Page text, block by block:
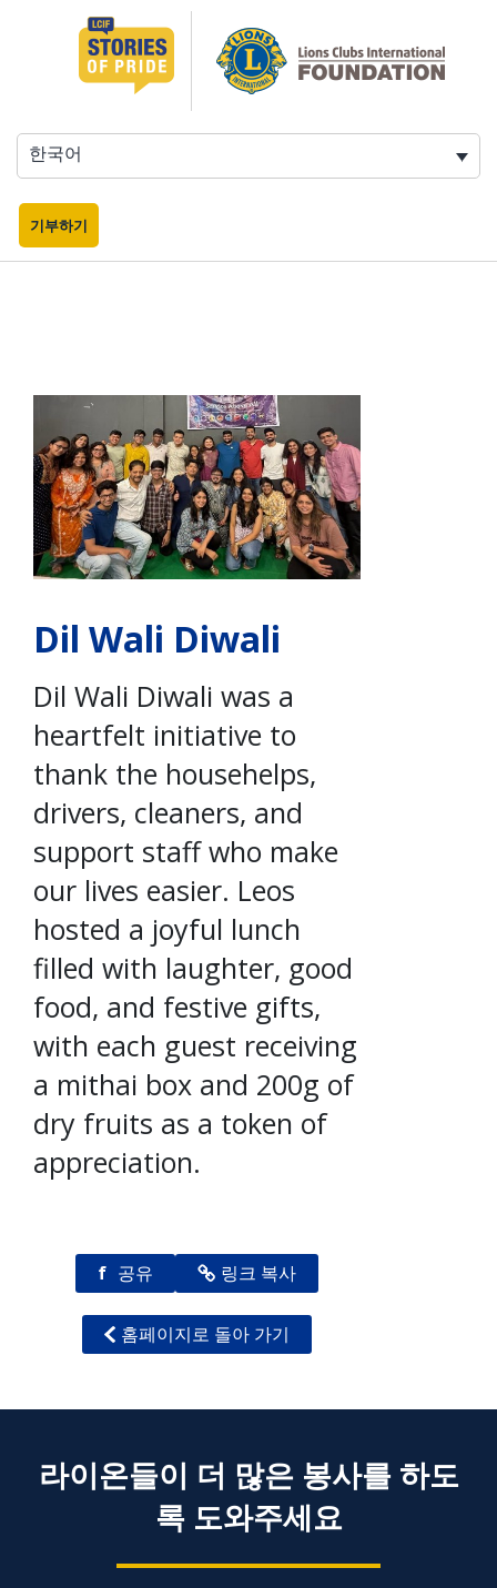
한국어
기부하기
Dil Wali Diwali
Dil Wali Diwali was a
heartfelt initiative to
thank the househelps,
drivers, cleaners, and
support staff who make
our lives easier. Leos
hosted a joyful lunch
filled with laughter, good
food, and festive gifts,
with each guest receiving
a mithai box and 200g of
dry fruits as a token of
appreciation.
f 공유 링크 복사
홈페이지로 돌아 가기
라이온들이 더 많은 봉사를 하도
록 도와주세요